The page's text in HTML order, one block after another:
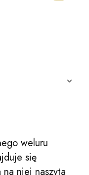
weluru
się
niej naszyta